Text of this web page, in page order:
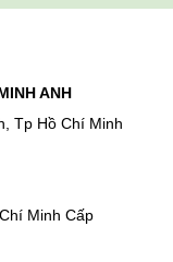
ANH
Tp Hồ Chí Minh
Minh Cấp